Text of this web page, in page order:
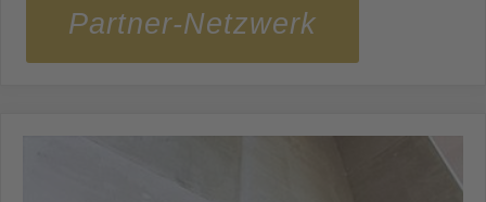
Partner-Netzwerk